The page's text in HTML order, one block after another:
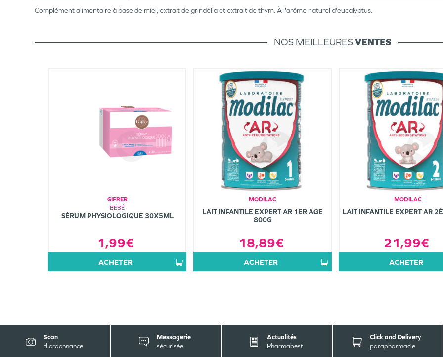
Complément alimentaire à base de miel, extrait de grindélia et extrait de thym. À l'arôme naturel d'eucalyptus.
NOS MEILLEURESVENTES
GIFRER
BÉBÉ
SÉRUM PHYSIOLOGIQUE 30X5ML
1,99€
ACHETER
MODILAC
LAIT INFANTILE EXPERT AR 1ER AGE
800G
18,89€
ACHETER
MODILAC
LAIT INFANTILE EXPERT AR
21,99€
ACHETER
Scan
d'ordonnance
Messagerie
sécurisée
Actualités
Pharmabest
Click and Delivery
parapharmacie